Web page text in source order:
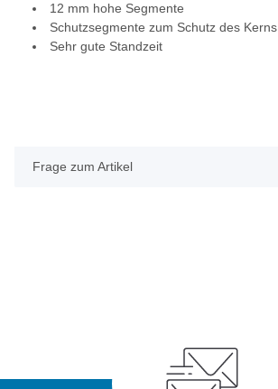
12 mm hohe Segmente
Schutzsegmente zum Schutz des Kerns
Sehr gute Standzeit
Frage zum Artikel